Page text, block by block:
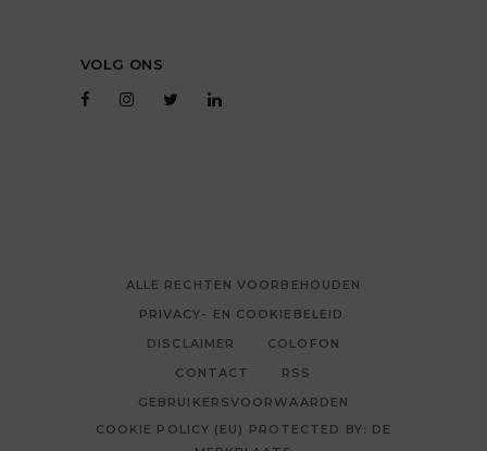
VOLG ONS
ALLE RECHTEN VOORBEHOUDEN
PRIVACY- EN COOKIEBELEID
DISCLAIMER
COLOFON
CONTACT
RSS
GEBRUIKERSVOORWAARDEN
COOKIE POLICY (EU) PROTECTED BY: DE